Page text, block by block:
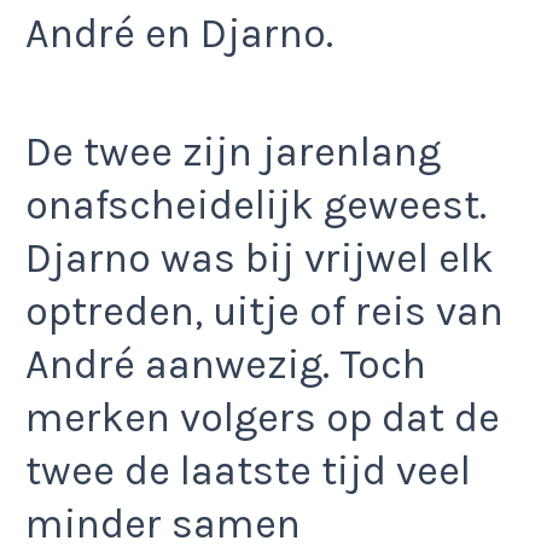
André en Djarno.
De twee zijn jarenlang
onafscheidelijk geweest.
Djarno was bij vrijwel elk
optreden, uitje of reis van
André aanwezig. Toch
merken volgers op dat de
twee de laatste tijd veel
minder samen